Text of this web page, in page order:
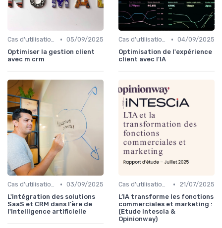
Cas d'utilisation IA relation client • 05/09/2025
Optimiser la gestion client
avec m crm
Cas d'utilisation IA relation client • 04/09/2025
Optimisation de l'expérience
client avec l'IA
Cas d'utilisation IA relation client • 03/09/2025
L'intégration des solutions
SaaS et CRM dans l'ère de
l'intelligence artificielle
Cas d'utilisation IA Marketing •
21/07/2025
L’IA transforme les fonctions
commerciales et marketing :
(Etude Intescia &
Opinionway)